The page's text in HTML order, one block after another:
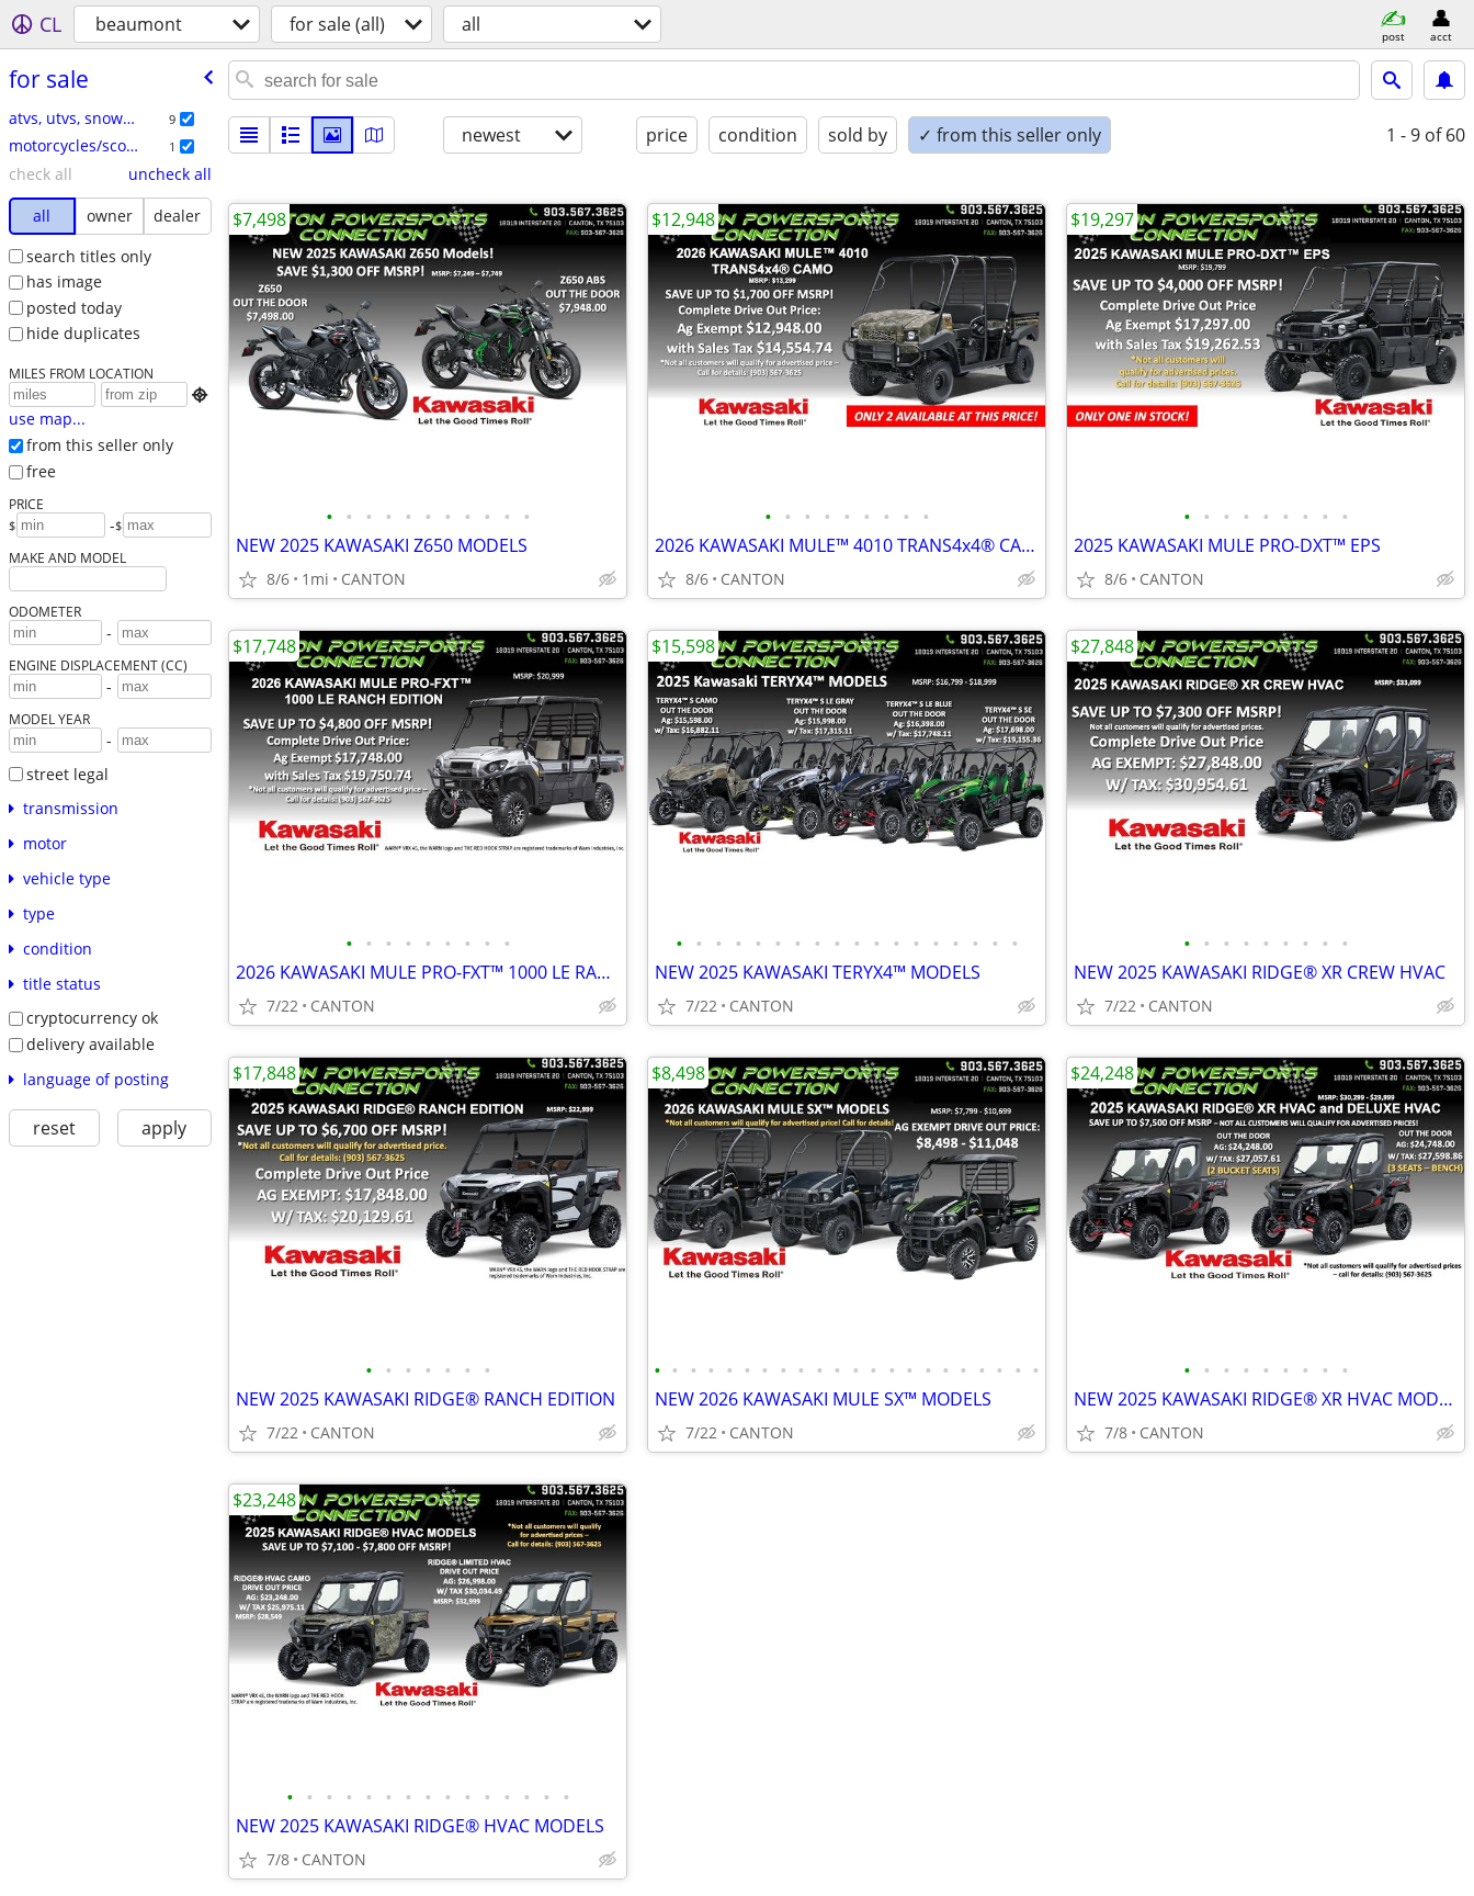
CL beaumont for sale (all) all post acct
for sale
atvs, utvs, snowmobiles 9
motorcycles/scooters 1
check all
uncheck all
all
owner
dealer
search titles only
has image
posted today
hide duplicates
MILES FROM LOCATION

use map...
from this seller only
free
PRICE
$ -$
MAKE AND MODEL
ODOMETER
-
ENGINE DISPLACEMENT (CC)
-
MODEL YEAR
-
street legal
transmission
motor
vehicle type
type
condition
title status
cryptocurrency ok
delivery available
language of posting
reset apply
newest price condition sold by ✓ from this seller only 1 - 9 of 60
• • • • • • • • • • •
NEW 2025 KAWASAKI Z650 MODELS
8/6 1mi CANTON
$7,498
• • • • • • • • •
2026 KAWASAKI MULE™ 4010 TRANS4x4® CAMO
8/6 CANTON
$12,948
• • • • • • • • •
2025 KAWASAKI MULE PRO-DXT™ EPS
8/6 CANTON
$19,297
• • • • • • • • •
2026 KAWASAKI MULE PRO-FXT™ 1000 LE RANCH EDITION
7/22 CANTON
$17,748
• • • • • • • • • • • • • • • • • •
NEW 2025 KAWASAKI TERYX4™ MODELS
7/22 CANTON
$15,598
• • • • • • • • •
NEW 2025 KAWASAKI RIDGE® XR CREW HVAC
7/22 CANTON
$27,848
• • • • • • •
NEW 2025 KAWASAKI RIDGE® RANCH EDITION
7/22 CANTON
$17,848
• • • • • • • • • • • • • • • • • • • • • •
NEW 2026 KAWASAKI MULE SX™ MODELS
7/22 CANTON
$8,498
• • • • • • • • •
NEW 2025 KAWASAKI RIDGE® XR HVAC MODELS
7/8 CANTON
$24,248
• • • • • • • • • • • • • • •
NEW 2025 KAWASAKI RIDGE® HVAC MODELS
7/8 CANTON
$23,248